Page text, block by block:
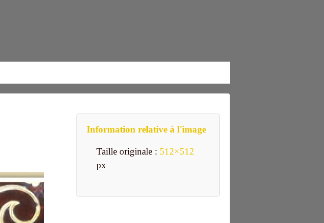
Information relative à l'image
Taille originale : 512×512
px